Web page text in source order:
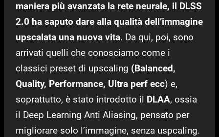
maniera più avanzata la rete neurale, il DLSS
2.0 ha saputo dare alla qualità dell’immagine
upscalata una nuova vita. Da qui, poi, sono
arrivati quelli che conosciamo come i
classici preset di upscaling (Balanced,
Quality, Performance, Ultra perf ecc) e,
soprattutto, è stato introdotto il DLAA, ossia
il Deep Learning Anti Aliasing, pensato per
migliorare solo l’immagine, senza uspcaling.